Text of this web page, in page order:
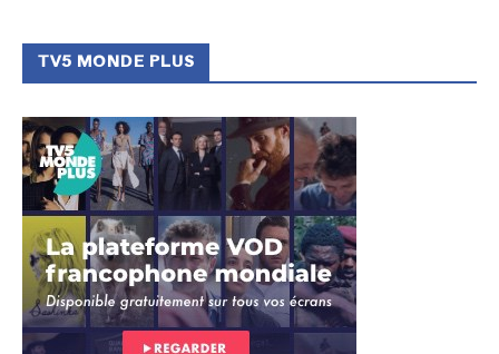
TV5 MONDE PLUS